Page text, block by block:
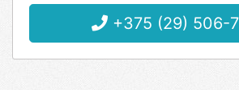
+375 (29) 506-